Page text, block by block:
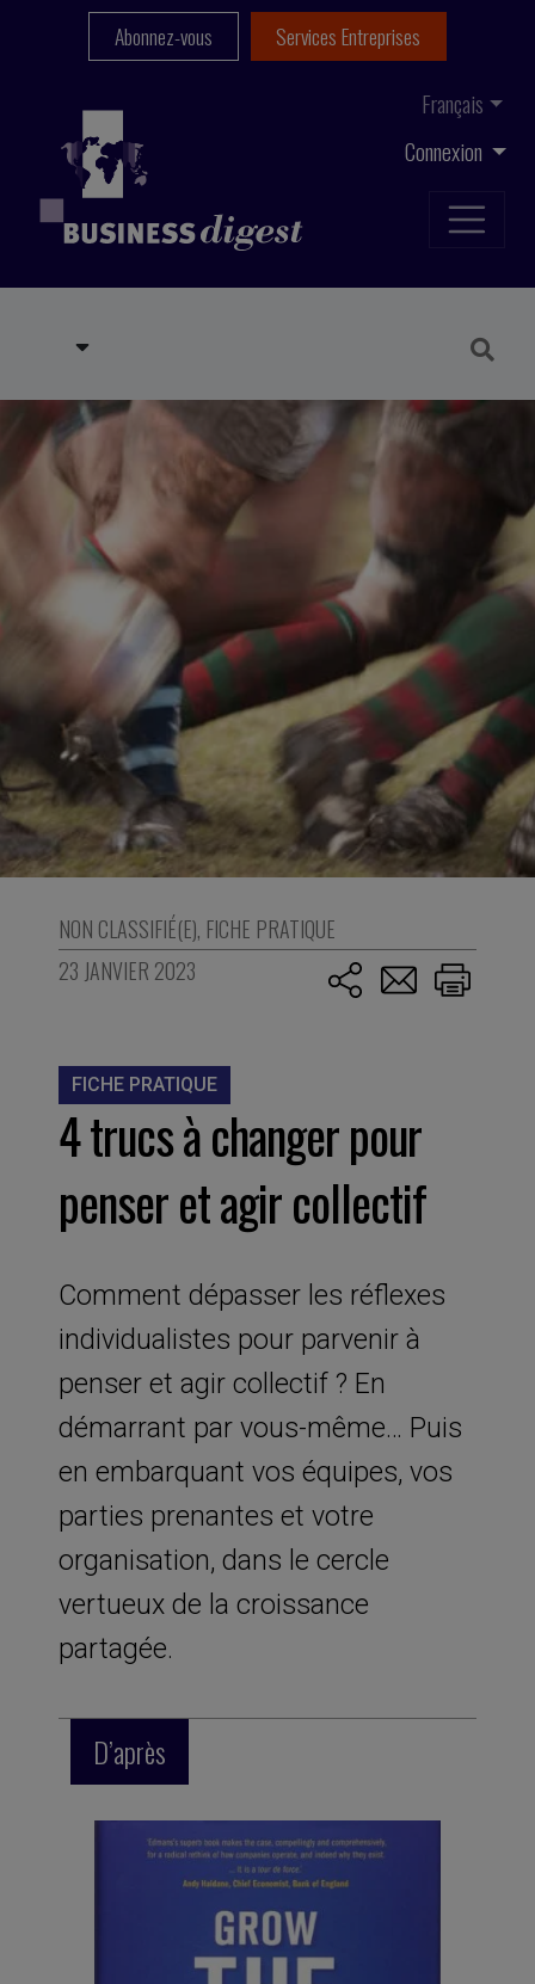
Connexion
Français
Abonnez-vous Services Entreprises
NON CLASSIFIÉ(E), FICHE PRATIQUE
23 JANVIER 2023
FICHE PRATIQUE
4 trucs à changer pour
penser et agir collectif
Comment dépasser les réflexes
individualistes pour parvenir à
penser et agir collectif ? En
démarrant par vous-même… Puis
en embarquant vos équipes, vos
parties prenantes et votre
organisation, dans le cercle
vertueux de la croissance
partagée.
D’après